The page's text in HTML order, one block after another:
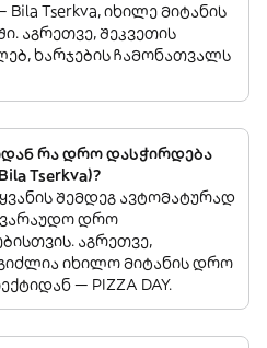
Tserkva, იხილე მიტანის
აგრეთვე, შეკვეთის
ხარჯების ჩამონათვალს
რა დრო დასჭირდება
Tserkva)?
შემდეგ ავტომატურად
დრო
აგრეთვე,
იხილო მიტანის დრო
— PIZZA DAY.